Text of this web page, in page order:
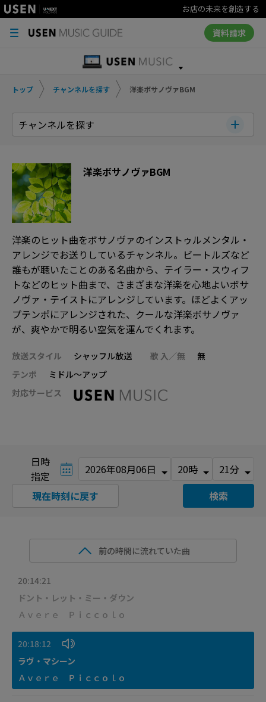
お店の未来を創造する
資料請求
トップ チャンネルを探す 洋楽ボサノヴァBGM
チャンネルを探す
洋楽ボサノヴァBGM
洋楽のヒット曲をボサノヴァのインストゥルメンタル・
アレンジでお送りしているチャンネル。ビートルズなど
誰もが聴いたことのある名曲から、テイラー・スウィフ
トなどのヒット曲まで、さまざまな洋楽を心地よいボサ
ノヴァ・テイストにアレンジしています。ほどよくアッ
プテンポにアレンジされた、クールな洋楽ボサノヴァ
が、爽やかで明るい空気を運んでくれます。
放送スタイル シャッフル放送 歌 入／無
無
テンポ
ミドル～アップ
対応サービス
日時
指定
検索
現在時刻に戻す
前の時間に流れていた曲
20:14:21
ドント・レット・ミー・ダウン
Ａｖｅｒｅ Ｐｉｃｃｏｌｏ
20:18:12
ラヴ・マシーン
Ａｖｅｒｅ Ｐｉｃｃｏｌｏ